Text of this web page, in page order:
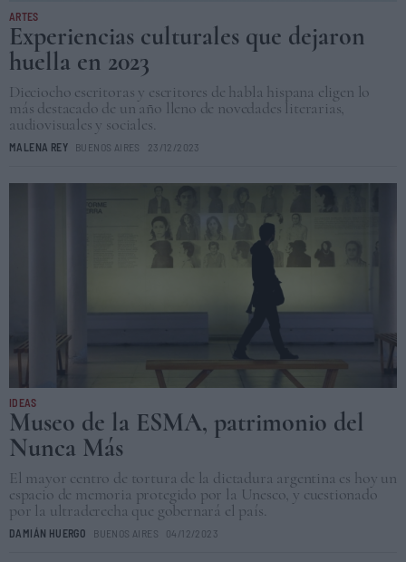
ARTES
Experiencias culturales que dejaron
huella en 2023
Dieciocho escritoras y escritores de habla hispana eligen lo
más destacado de un año lleno de novedades literarias,
audiovisuales y sociales.
MALENA REY BUENOS AIRES 23/12/2023
IDEAS
Museo de la ESMA, patrimonio del
Nunca Más
El mayor centro de tortura de la dictadura argentina es hoy un
espacio de memoria protegido por la Unesco, y cuestionado
por la ultraderecha que gobernará el país.
DAMIÁN HUERGO BUENOS AIRES 04/12/2023